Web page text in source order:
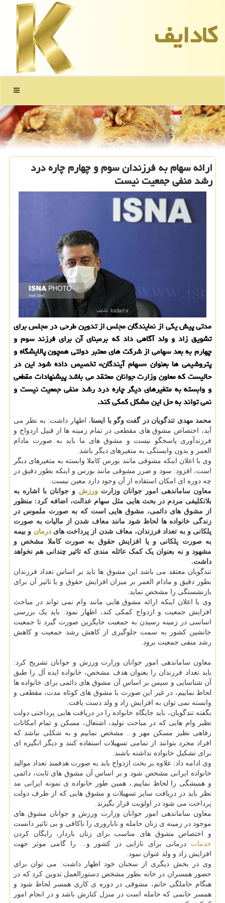
كادایف
منو
ارائه سهام به فرزندان سوم و چهارم چاره درد
رشد منفی جمعیت نیست
مدتی پیش یكی از نمایندگان مجلس از تدوین طرحی در مجلس برای
تشویق زاد و ولد آگاهی داد كه برمبنای آن برای فرزند سوم و
چهارم به بعد سهامی از شركت های معتبر دولتی همچون پالایشگاه و
پتروشیمی ها بعنوان «سهام آیندگان» تخصیص داده شود این در
حالیست كه معاون وزارت جوانان معتقد می باشد پیشنهادات مقطعی
و وابسته به متغیرهای دیگر چاره درد رشد منفی جمعیت نیست و
نمی تواند به حل این مشكل كمكی كند.
محمد مهدی تندگویان در گفت وگو با ایسنا، اظهار داشت: به نظر می
آید، اختصاص مشوق های مقطعی در تمام زمینه ها از قبیل ازدواج و
فرزندآوری پاسخگو نیست و مشوق های ما باید به صورت مادام
العمر و بدون وابستگی به متغیرهای دیگر باشد.
وی با اعلان اینکه مشوقی مانند بورس کاملا وابسته به متغیرهای دیگر
است، افزود: سود و ضرر مشوقی مانند بورس و اینکه بطور دقیق در
چه دوره ای امکان استفاده از آن وجود دارد معین نیست.
معاون ساماندهی امور جوانان وزارتورزش و جوانان با اشاره به
بلاتکلیفی مردم در بحث هایی مثل سهام عدالت، اضافه کرد: منظور
از مشوق های دائمی، مشوق هایی است که به صورت ملموس در
زندگی خانواده ها لحاظ شود مانند معاف شدن از مالیات به صورت
پلکانی و به تعداد فرزندان، معاف شدن از پرداخت هایدرمان و بیمه
به صورت پلکانی و یا افزایش حقوق به صورت کاملا مشخص و
مشهود و نه بعنوان یک کمک عائله مندی که تاثیر چندانی هم نخواهد
داشت.
تندگویان معتقد می باشد این مشوق ها باید بر اساس تعداد فرزندان
بطور دقیق و مادام العمر بر میزان افزایش حقوق و یا تاثیر آن برای
بازنشستگی را مشخص نماید.
وی با اعلان اینکه ارائه مشوق هایی مانند وام نمی تواند در مباحث
افزایش جمعیت و ازدواج کمکی کند، اظهار نمود: باید یک بررسی
اساسی در زمینه رسیدن به جمعیت جایگزین صورت گیرد تا جمعیت
جانشین کشور به سمت جلوگیری از کاهش رشد جمعیت و کاهش
رشد منفی جمعیت برود.
معاون ساماندهی امور جوانان وزارت ورزش و جوانان تشریح کرد:
باید تعداد فرزندان را بعنوان هدف مشخص، خانواده ایده آل را طبق
آن شناسایی و سپس بر اساس آن مشوق های دائمی برای خانواده ها
لحاظ نماییم، در غیر این صورت با مشوق های کوتاه مدت، مقطعی و
وابسته نمی توان به افزایش زاد و ولد دست یافت.
بگفته تندگویان، باید جایگاه خانواده را در دریافت هایی پرداختی دولت
نظیر وام هایی که در مباحث تولید، اشتغال، مسکن و تمام امکانات
رفاهی نظیر مسکن مهر و... مشخص نماییم و به شکلی نباشد که
افراد مجرد بتوانند از تمامی تسهیلات استفاده کنند و دیگر انگیزه ای
برای تشکیل خانواده نداشته باشند.
وی ادامه داد: علاوه بر بحث ازدواج باید به صورت هدفمند تعداد موالید
خانواده ایرانی مشخص شود و بر اساس آن مشوق های ثابت، دائمی
و همیشگی را لحاظ نماییم.، همین طور خانواده ی نمونه ایرانی مد
نظر باید در دریافت سایر تسهیلات و مشوق هایی که از طرف دولت
پرداخت می شود در اولویت قرار بگیرند.
معاون ساماندهی امور جوانان وزارت ورزش و جوانان مشوق های
موجود در زمینه ی زنان حامله و ناباروری را ناکافی و بی تاثیر دانست
و اختصاص مشوق های مناسب برای زنان باردار، رایگان کردن
خدمات درمانی برای نازایی در کشور و... را گامی موثر جهت
افزایش زاد و ولد عنوان نمود.
وی در بخش دیگری از سخنان خود اظهار داشت: می توان برای
حضور همسران در خانه بطور مشخص دستورالعمل تدوین کرد که در
هنگام حاملگی خانم، مشوقی در دوره ی کاری همسر لحاظ شود و
همسر خانمی که حامله است در منزل کنارش باشد و در انجام امور